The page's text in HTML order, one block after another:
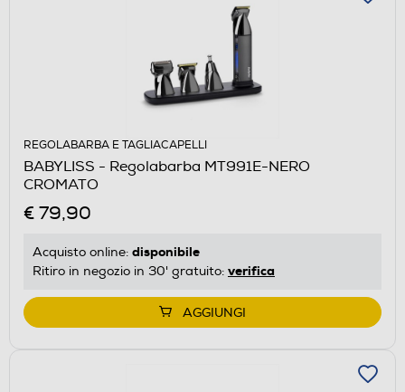
REGOLABARBA E TAGLIACAPELLI
BABYLISS - Regolabarba MT991E-NERO
CROMATO
€ 79,90
Acquisto online: disponibile
Ritiro in negozio in 30' gratuito: verifica
AGGIUNGI